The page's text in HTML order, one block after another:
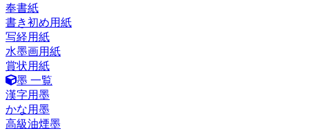
奉書紙
書き初め用紙
写経用紙
水墨画用紙
賞状用紙
墨 一覧
漢字用墨
かな用墨
高級油煙墨